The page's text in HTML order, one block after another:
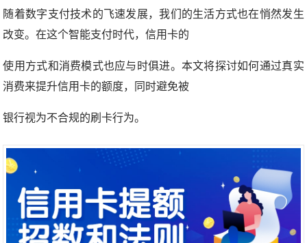
随着数字支付技术的飞速发展，我们的生活方式也在悄然发生
改变。在这个智能支付时代，信用卡的
使用方式和消费模式也应与时俱进。本文将探讨如何通过真实
消费来提升信用卡的额度，同时避免被
银行视为不合规的刷卡行为。